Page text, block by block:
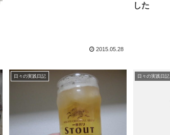
2015.05.28
した
日々の実践日記 日々の実践日記